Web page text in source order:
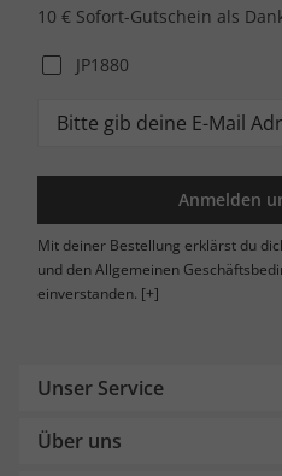
10 € Sofort-Gutschein als
JP1880
Anmelden
Mit deiner Bestellung erklärst du
und den Allgemeinen
einverstanden. [+]
Unser Service
Über uns